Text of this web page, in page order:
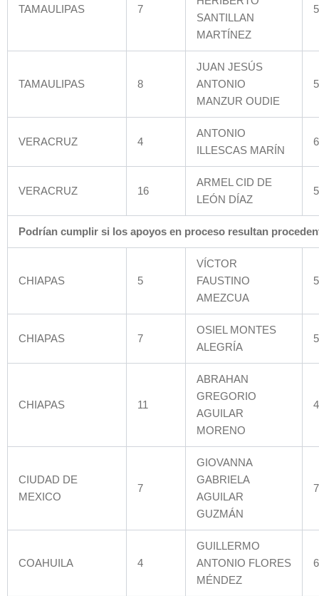
TAMAULIPAS 7
SANTILLAN
MARTÍNEZ
TAMAULIPAS 8
JUAN JESÚS
ANTONIO
MANZUR OUDIE
VERACRUZ 4
ANTONIO
ILLESCAS MARÍN
VERACRUZ 16
ARMEL CID DE
LEÓN DÍAZ
Podrían cumplir si los apoyos en proceso resultan
CHIAPAS 5
VÍCTOR
FAUSTINO
AMEZCUA
CHIAPAS 7
OSIEL MONTES
ALEGRÍA
CHIAPAS 11
ABRAHAN
GREGORIO
AGUILAR
MORENO
CIUDAD DE
MEXICO
7
GIOVANNA
GABRIELA
AGUILAR
GUZMÁN
COAHUILA 4
GUILLERMO
ANTONIO FLORES
MÉNDEZ